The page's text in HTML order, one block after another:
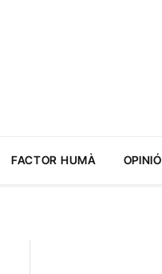
FACTOR HUMÀ OPINIÓ